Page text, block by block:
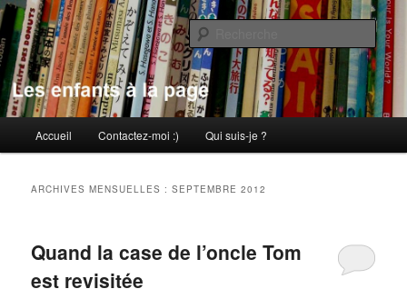
Aller
au
contenu
principal
Aller
au
contenu
secondaireLes enfants à la page
principal
Accueil Contactez-moi :) Qui suis-je ?
ARCHIVES MENSUELLES :SEPTEMBRE 2012
Quand la case de l’oncle Tom
est revisitée